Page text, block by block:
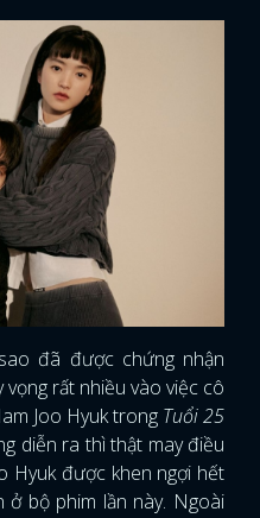
đã được chứng nhận
rất nhiều vào việc cô
Joo Hyuk trong Tuổi 25
diễn ra thì thật may điều
Hyuk được khen ngợi hết
ở bộ phim lần này. Ngoài